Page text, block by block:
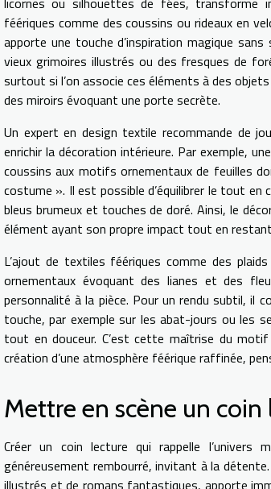
féériques comme des coussins ou rideaux en
apporte une touche d’inspiration magique
vieux grimoires illustrés ou des fresques de
surtout si l’on associe ces éléments à des
des miroirs évoquant une porte secrète.
Un expert en design textile recommande de
enrichir la décoration intérieure. Par exemple,
coussins aux motifs ornementaux de feuilles
costume ». Il est possible d’équilibrer le tout
bleus brumeux et touches de doré. Ainsi, le
élément ayant son propre impact tout en restant
L’ajout de textiles féériques comme des
ornementaux évoquant des lianes et des
personnalité à la pièce. Pour un rendu subtil,
touche, par exemple sur les abat-jours ou les
tout en douceur. C’est cette maîtrise du
création d’une atmosphère féérique raffinée,
Mettre en scène un
Créer un coin lecture qui rappelle l’univers
généreusement rembourré, invitant à la détente.
illustrés et de romans fantastiques, apporte